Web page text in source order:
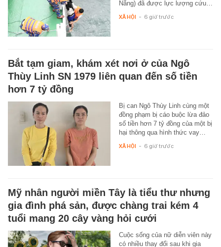
Nẵng) đã được lực lượng cứu…
XÃ HỘI - 6 giờ trước
Bắt tạm giam, khám xét nơi ở của Ngô
Thùy Linh SN 1979 liên quan đến số tiền
hơn 7 tỷ đồng
Bị can Ngô Thùy Linh cùng một
đồng phạm bị cáo buộc lừa đảo
số tiền hơn 7 tỷ đồng của một bị
hại thông qua hình thức vay…
XÃ HỘI - 6 giờ trước
Mỹ nhân người miền Tây là tiểu thư nhưng
gia đình phá sản, được chàng trai kém 4
tuổi mang 20 cây vàng hỏi cưới
Cuộc sống của nữ diễn viên này
có nhiều thay đổi sau khi gia